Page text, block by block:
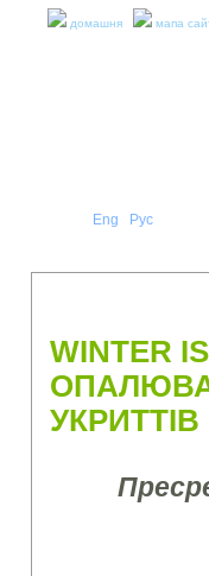
домашня мапа
Eng Рус
WINTER
УКРИТТІВ